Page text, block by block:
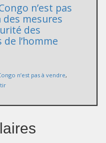
n’est pas
des mesures
des
l’homme
n’est pas à vendre,